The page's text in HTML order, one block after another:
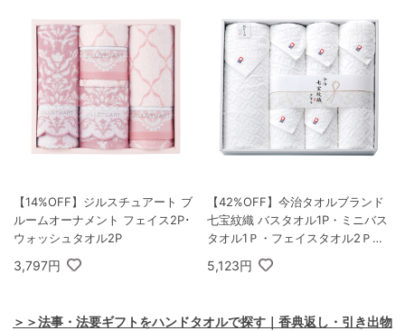
【14%OFF】ジルスチュアート ブ
ルームオーナメント フェイス2P･
ウォッシュタオル2P
3,797円
【42%OFF】今治タオルブランド
七宝紋織 バスタオル1P・ミニバス
タオル1Ｐ・フェイスタオル2Ｐ・
ウォッシュタオル2Ｐ
5,123円
＞＞法事・法要ギフトをハンドタオルで探す｜香典返し・引き出物